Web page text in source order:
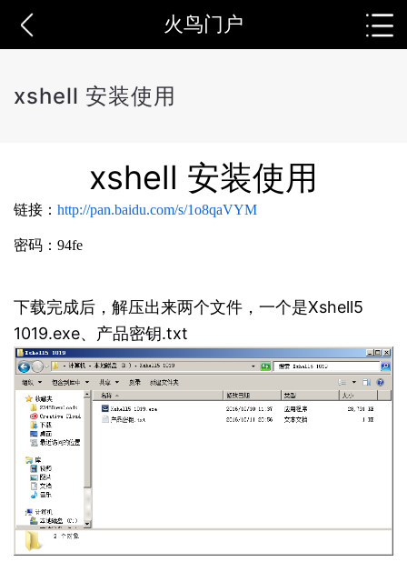
火鸟门户
xshell 安装使用
xshell 安装使用
链接： http://pan.baidu.com/s/1o8qaVYM
密码：94fe
下载完成后，解压出来两个文件，一个是Xshell5
1019.exe、产品密钥.txt